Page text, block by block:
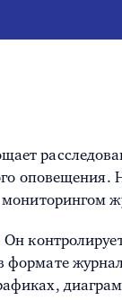
Он